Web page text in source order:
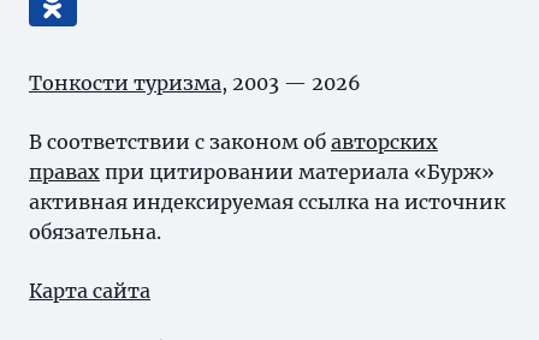
Тонкости туризма, 2003 — 2026
В соответствии с законом об авторских
правах при цитировании материала «Бурж»
активная индексируемая ссылка на источник
обязательна.
Карта сайта